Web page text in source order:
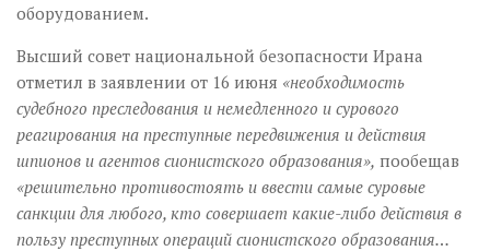
оборудованием.
Высший совет национальной безопасности Ирана
отметил в заявлении от 16 июня «необходимость
судебного преследования и немедленного и сурового
реагирования на преступные передвижения и действия
шпионов и агентов сионистского образования», пообещав
«решительно противостоять и ввести самые суровые
санкции для любого, кто совершает какие-либо действия в
пользу преступных операций сионистского образования…